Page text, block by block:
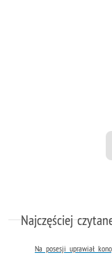
Najczęściej
Na posesji uprawiał